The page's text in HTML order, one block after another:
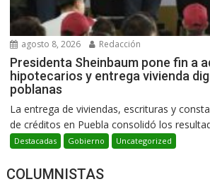
agosto 8, 2026 Redacción
Presidenta Sheinbaum pone fin a
hipotecarios y entrega vivienda
poblanas
La entrega de viviendas, escrituras y
de créditos en Puebla consolidó los
Destacadas Gobierno Uncategorized
COLUMNISTAS